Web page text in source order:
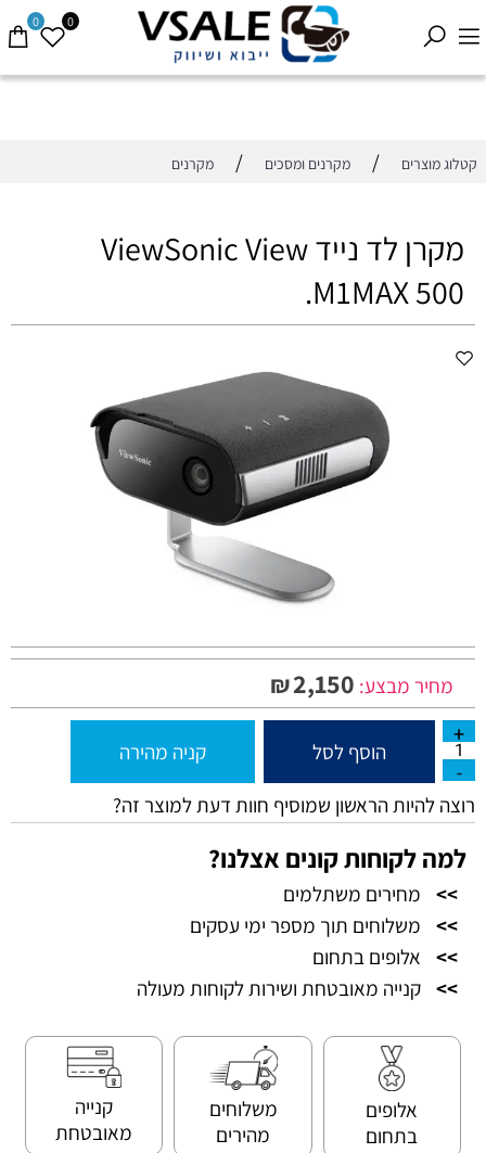
0 0
קטלוג מוצרים / מקרנים ומסכים / מקרנים
מקרן לד נייד ViewSonic View
M1MAX 500.
מחיר מבצע: ₪2,150
הוסף לסל קניה מהירה
רוצה להיות הראשון שמוסיף חוות דעת למוצר זה?
למה לקוחות קונים אצלנו?
>>
מחירים משתלמים
>>
משלוחים תוך מספר ימי עסקים
>>
אלופים בתחום
>> קנייה מאובטחת ושירות לקוחות מעולה
אלופים
בתחום
משלוחים
מהירים
קנייה
מאובטחת